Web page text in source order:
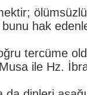
hak
tercüme
ile Hz.